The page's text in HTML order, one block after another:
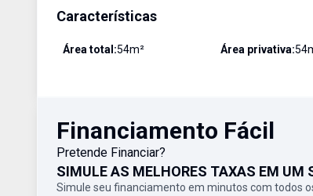
Características
Área total:54m² Área privativa:54
Financiamento Fácil
Pretende Financiar?
SIMULE AS MELHORES TAXAS EM UM
Simule seu financiamento em minutos com todos